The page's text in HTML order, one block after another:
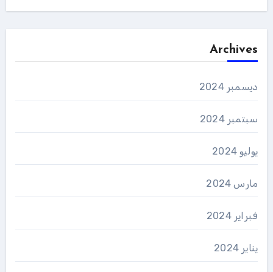
Archives
ديسمبر 2024
سبتمبر 2024
يوليو 2024
مارس 2024
فبراير 2024
يناير 2024